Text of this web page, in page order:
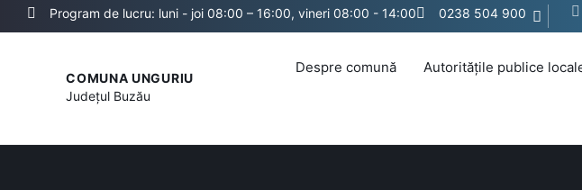
Program de lucru: luni - joi 08:00 – 16:00, vineri 08:00 - 14:00 0238 504 900
COMUNA UNGURIU
Județul Buzău
Despre comună Autoritățile publice